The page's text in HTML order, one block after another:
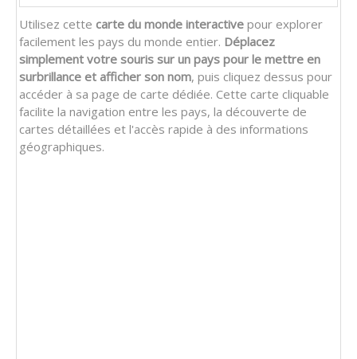
Utilisez cette carte du monde interactive pour explorer
facilement les pays du monde entier. Déplacez
simplement votre souris sur un pays pour le mettre en
surbrillance et afficher son nom, puis cliquez dessus pour
accéder à sa page de carte dédiée. Cette carte cliquable
facilite la navigation entre les pays, la découverte de
cartes détaillées et l'accès rapide à des informations
géographiques.